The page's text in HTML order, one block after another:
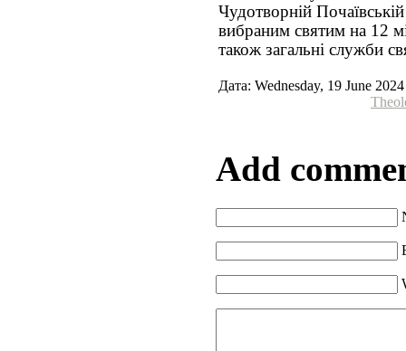
Чудотворній
вибраним святим на 12
також загальні служби
Дата: Wednesday, 19 June
Add